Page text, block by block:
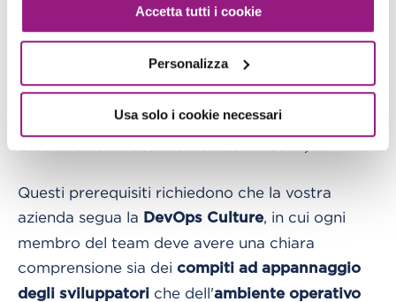
Accetta tutti i cookie
Personalizza
Usa solo i cookie necessari
Infine è necessario essere in grado di fornire
strumenti di monitoraggio adeguati per
ispezionare rapidamente il vostro ecosistema a
microservizi (in AWS, ad esempio, un uso
intensivo di strumenti come X-Ray, CloudWatch,
Questi prerequisiti richiedono che la vostra
azienda segua la DevOps Culture, in cui ogni
membro del team deve avere una chiara
comprensione sia dei compiti ad appannaggio
degli sviluppatori che dell'ambiente operativo